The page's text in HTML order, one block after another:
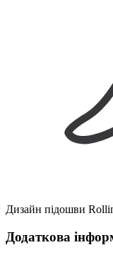
Дизайн підошви
Додаткова